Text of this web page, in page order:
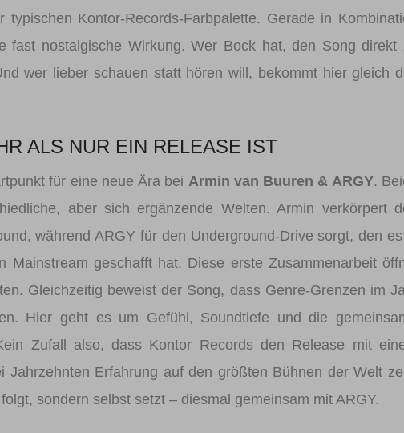
Kontor-Records-Farbpalette. Gerade in
fast nostalgische Wirkung. Wer Bock hat, den Song direkt
wer lieber schauen statt hören will, bekommt hier gleich
ALS NUR EIN RELEASE IST
für eine neue Ära bei Armin van Buuren & ARGY.
aber sich ergänzende Welten. Armin verkörpert
während ARGY für den Underground-Drive sorgt, den
Mainstream geschafft hat. Diese erste Zusammenarbeit
Gleichzeitig beweist der Song, dass Genre-Grenzen im
Hier geht es um Gefühl, Soundtiefe und die
Zufall also, dass Kontor Records den Release mit
Jahrzehnten Erfahrung auf den größten Bühnen der Welt
sondern selbst setzt – diesmal gemeinsam mit ARGY.